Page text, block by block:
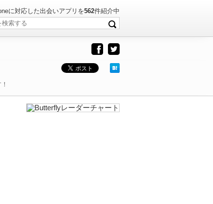
に対応した出会いアプリを562件紹介中